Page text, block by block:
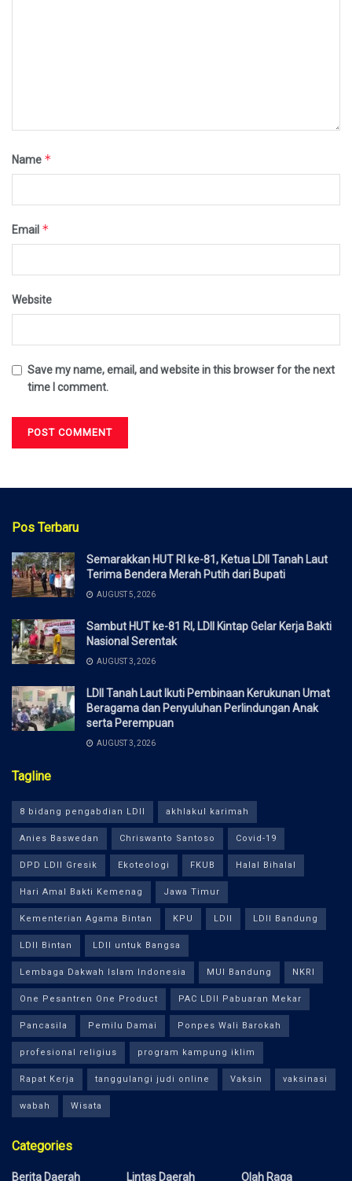
Name *
Email *
Website
Save my name, email, and website in this browser for the next
time I comment.
Pos Terbaru
Semarakkan HUT RI ke-81, Ketua LDII Tanah Laut
Terima Bendera Merah Putih dari Bupati
AUGUST 5, 2026
Sambut HUT ke-81 RI, LDII Kintap Gelar Kerja Bakti
Nasional Serentak
AUGUST 3, 2026
LDII Tanah Laut Ikuti Pembinaan Kerukunan Umat
Beragama dan Penyuluhan Perlindungan Anak
serta Perempuan
AUGUST 3, 2026
Tagline
8 bidang pengabdian LDII akhlakul karimah
Anies Baswedan Chriswanto Santoso Covid-19
DPD LDII Gresik Ekoteologi FKUB Halal Bihalal
Hari Amal Bakti Kemenag Jawa Timur
Kementerian Agama Bintan KPU LDII LDII Bandung
LDII Bintan LDII untuk Bangsa
Lembaga Dakwah Islam Indonesia MUI Bandung NKRI
One Pesantren One Product PAC LDII Pabuaran Mekar
Pancasila Pemilu Damai Ponpes Wali Barokah
profesional religius program kampung iklim
Rapat Kerja tanggulangi judi online Vaksin vaksinasi
wabah Wisata
Categories
Berita Daerah Lintas Daerah Olah Raga